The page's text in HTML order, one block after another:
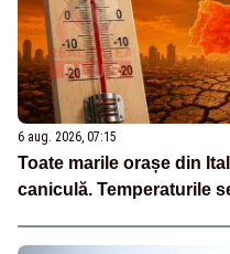
6 aug. 2026, 07:15
Toate marile orașe din
caniculă. Temperaturile